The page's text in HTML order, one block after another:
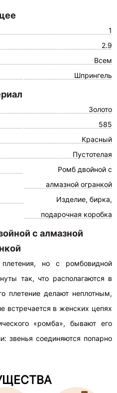
1
2.9
Всем
Шпрингель
Золото
585
Красный
Пустотелая
Ромб двойной с
алмазной огранкой
Изделие, бирка,
подарочная коробка
с алмазной
плетения, но с ромбовидной
так, что располагаются в
плетение делают неплотным,
встречается в женских цепях
«ромба», бывают его
звенья соединяются попарно